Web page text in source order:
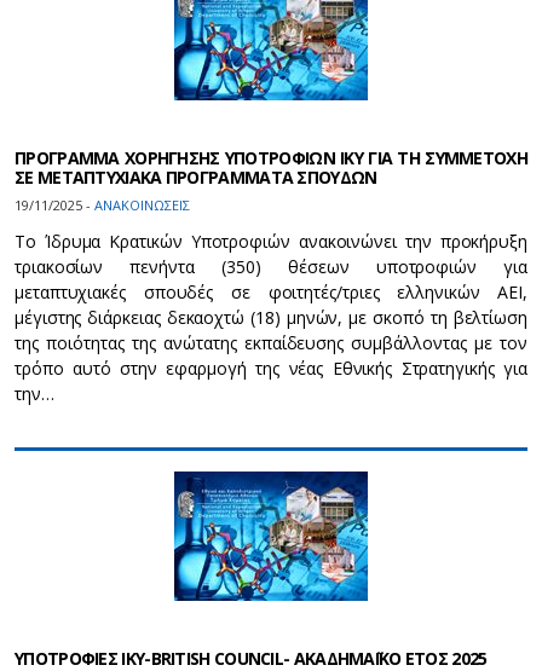
ΠΡΟΓΡΑΜΜΑ ΧΟΡΗΓΗΣΗΣ ΥΠΟΤΡΟΦΙΩΝ ΙΚΥ ΓΙΑ ΤΗ ΣΥΜΜΕΤΟΧΗ
ΣΕ ΜΕΤΑΠΤΥΧΙΑΚΑ ΠΡΟΓΡΑΜΜΑΤΑ ΣΠΟΥΔΩΝ
19/11/2025 - ΑΝΑΚΟΙΝΩΣΕΙΣ
Το Ίδρυμα Κρατικών Υποτροφιών ανακοινώνει την προκήρυξη
τριακοσίων πενήντα (350) θέσεων υποτροφιών για
μεταπτυχιακές σπουδές σε φοιτητές/τριες ελληνικών ΑΕΙ,
μέγιστης διάρκειας δεκαοχτώ (18) μηνών, με σκοπό τη βελτίωση
της ποιότητας της ανώτατης εκπαίδευσης συμβάλλοντας με τον
τρόπο αυτό στην εφαρμογή της νέας Εθνικής Στρατηγικής για
την…
ΥΠΟΤΡΟΦΙΕΣ ΙΚΥ-BRITISH COUNCIL- ΑΚΑΔΗΜΑΪΚΟ ΕΤΟΣ 2025